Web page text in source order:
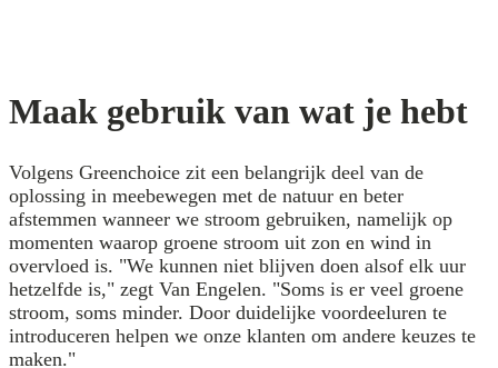
Maak gebruik van wat je hebt
Volgens Greenchoice zit een belangrijk deel van de
oplossing in meebewegen met de natuur en beter
afstemmen wanneer we stroom gebruiken, namelijk op
momenten waarop groene stroom uit zon en wind in
overvloed is. "We kunnen niet blijven doen alsof elk uur
hetzelfde is," zegt Van Engelen. "Soms is er veel groene
stroom, soms minder. Door duidelijke voordeeluren te
introduceren helpen we onze klanten om andere keuzes te
maken."